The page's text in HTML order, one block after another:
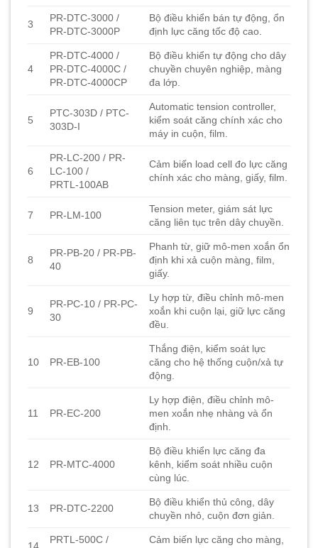
3
PR-DTC-3000 /
PR-DTC-3000P
Bộ điều khiển bán tự động, ổn
định lực căng tốc độ cao.
4
PR-DTC-4000 /
PR-DTC-4000C /
PR-DTC-4000CP
Bộ điều khiển tự động cho dây
chuyền chuyên nghiệp, màng
đa lớp.
5
PTC-303D / PTC-
303D-I
Automatic tension controller,
kiểm soát căng chính xác cho
máy in cuộn, film.
6
PR-LC-200 / PR-
LC-100 /
PRTL‑100AB
Cảm biến load cell đo lực căng
chính xác cho màng, giấy, film.
7 PR-LM-100
Tension meter, giám sát lực
căng liên tục trên dây chuyền.
8
PR-PB-20 / PR-PB-
40
Phanh từ, giữ mô-men xoắn ổn
định khi xả cuộn màng, film,
giấy.
9
PR-PC-10 / PR-PC-
30
Ly hợp từ, điều chỉnh mô-men
xoắn khi cuộn lại, giữ lực căng
đều.
10 PR-EB-100
Thắng điện, kiểm soát lực
căng cho hệ thống cuộn/xả tự
động.
11 PR-EC-200
Ly hợp điện, điều chỉnh mô-
men xoắn nhẹ nhàng và ổn
định.
12 PR-MTC-4000
Bộ điều khiển lực căng đa
kênh, kiểm soát nhiều cuộn
cùng lúc.
13 PR-DTC-2200
Bộ điều khiển thủ công, dây
chuyền nhỏ, cuộn đơn giản.
14
PRTL‑500C /
Cảm biến lực căng cho màng,